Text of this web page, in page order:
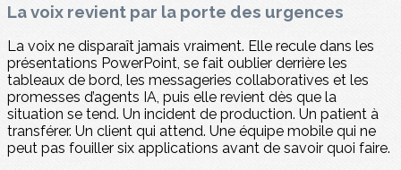
La voix revient par la porte des urgences
La voix ne disparaît jamais vraiment. Elle recule dans les
présentations PowerPoint, se fait oublier derrière les
tableaux de bord, les messageries collaboratives et les
promesses d’agents IA, puis elle revient dès que la
situation se tend. Un incident de production. Un patient à
transférer. Un client qui attend. Une équipe mobile qui ne
peut pas fouiller six applications avant de savoir quoi faire.